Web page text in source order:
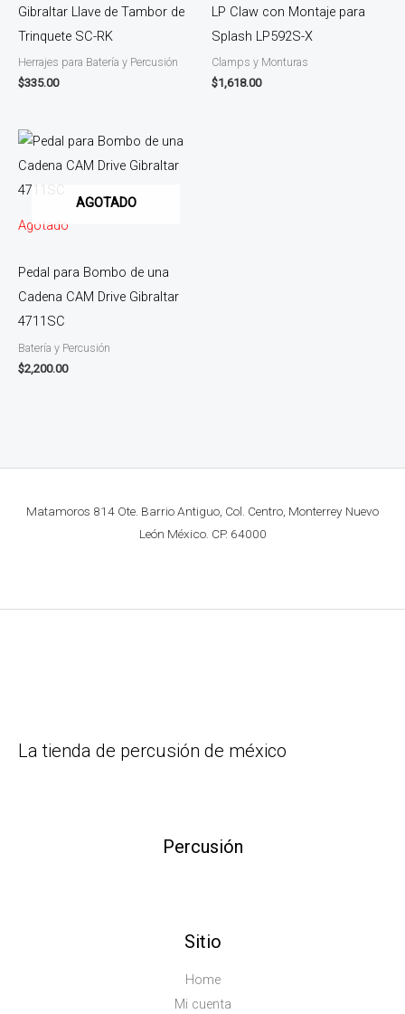
Gibraltar Llave de Tambor de
Trinquete SC-RK
Herrajes para Batería y Percusión
$335.00
LP Claw con Montaje para
Splash LP592S-X
Clamps y Monturas
$1,618.00
AGOTADO
Agotado
Pedal para Bombo de una
Cadena CAM Drive Gibraltar
4711SC
Batería y Percusión
$2,200.00
Matamoros 814 Ote. Barrio Antiguo, Col. Centro, Monterrey Nuevo
León México. CP. 64000
La tienda de percusión de méxico
Percusión
Sitio
Home
Mi cuenta